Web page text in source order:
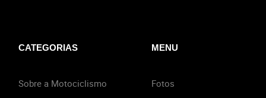
CATEGORIAS
Sobre a Motociclismo
MENU
Fotos